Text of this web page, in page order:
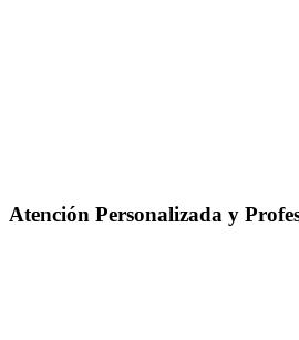
Atención Personalizada y